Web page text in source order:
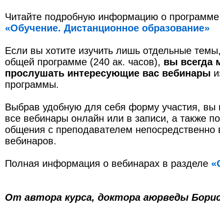
Читайте подробную информацию о
«Обучение. Дистанционное образование»
Если вы хотите изучить лишь отдельные
общей программе (240 ак. часов), вы всегда
прослушать интересующие вас вебинары
программы.
Выбрав удобную для себя форму участия, вы
все вебинары онлайн или в записи, а также
общения с преподавателем
вебинаров.
Полная информация о вебинарах в разделе
От автора курса, доктора аюрведы